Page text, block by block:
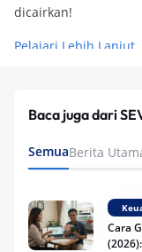
dicairkan!
Pelajari Lebih Lanjut
Baca juga dari
SemuaBerita
Cara